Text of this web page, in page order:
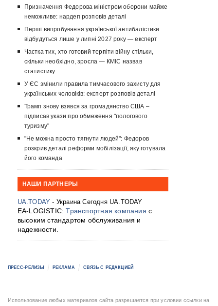
Призначення Федорова міністром оборони майже
неможливе: нардеп розповів деталі
Перші випробування української антибалістики
відбудуться лише у липні 2027 року — експерт
Частка тих, хто готовий терпіти війну стільки,
скільки необхідно, зросла — КМІС назвав
статистику
У ЄС змінили правила тимчасового захисту для
українських чоловіків: експерт розповів деталі
Трамп знову взявся за громадянство США –
підписав укази про обмеження "пологового
туризму"
"Не можна просто тягнути людей": Федоров
розкрив деталі реформи мобілізації, яку готувала
його команда
НАШИ ПАРТНЕРЫ
UA.TODAY - Украина Сегодня UA.TODAY
EA-LOGISTIC:Транспортная компания с
высоким стандартом обслуживания и
надежности.
ПРЕСС-РЕЛИЗЫ РЕКЛАМА СВЯЗЬ С РЕДАКЦИЕЙ
Использование любых материалов сайта разрешается при условии ссылки на